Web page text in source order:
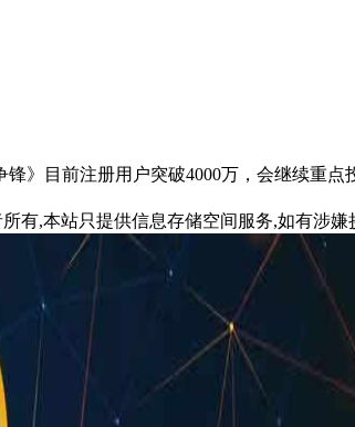
》目前注册用户突破4000万，会继续重
有,本站只提供信息存储空间服务,如有涉